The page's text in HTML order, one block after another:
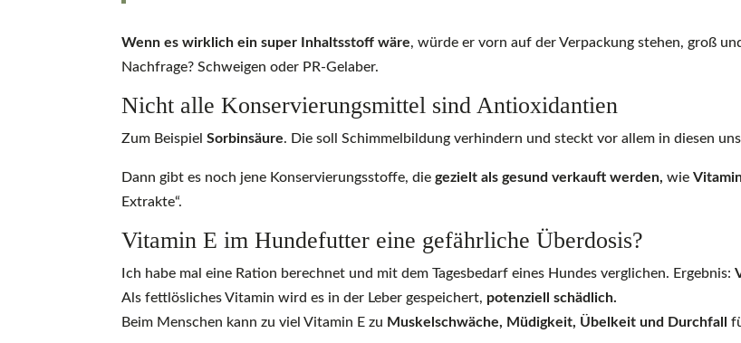
Wenn es wirklich ein super Inhaltsstoff wäre, würde er vorn auf der Verpackung stehen, groß
Nachfrage? Schweigen oder PR-Gelaber.
Nicht alle Konservierungsmittel sind Antioxidantien
Zum BeispielSorbinsäure. Die soll Schimmelbildung verhindern und steckt vor allem in diesen
Dann gibt es noch jene Konservierungsstoffe, diegezielt als gesund verkauft werden,wie
Extrakte“.
Vitamin E im Hundefutter eine gefährliche Überdosis?
Ich habe mal eine Ration berechnet und mit dem Tagesbedarf eines Hundes verglichen. Ergebnis:
Als fettlösliches Vitamin wird es in der Leber gespeichert, potenziell schädlich.
Beim Menschen kann zu viel Vitamin E zu Muskelschwäche, Müdigkeit, Übelkeit und Durchfall